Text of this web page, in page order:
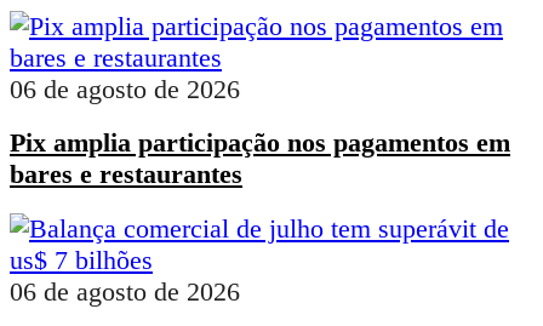
06 de agosto de 2026
Pix amplia participação nos pagamentos em
bares e restaurantes
06 de agosto de 2026